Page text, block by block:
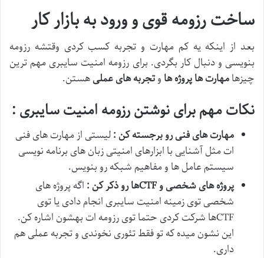
ساخت رزومه قوی و ورود به بازار کار
بعد از اینکه یه کم مهارت و تجربه کسب کردی وقتشه رزومه
بنویسی و دنبال کار بگردی. برای رزومه امنیت سایبری مهم ترین
چیزهامهارت هاپروژه ها وتجربه های عملیهستن.
نکات مهم برای نوشتن رزومه امنیت سایبری :
مهارت های فنی رو برجسته کن :لیستی از مهارت های فنی
ات مثل آشنایی با ابزارهای امنیتی زبان های برنامه نویسی
سیستم عامل ها و مفاهیم شبکه رو بنویس.
پروژه های شخصی و
ها رو ذکر کن : اگه پروژه های
شخصی توی زمینه امنیت سایبری انجام دادی یا توی
CTFها شرکت کردی حتما توی رزومه ات بهشون اشاره کن.
این نشون میده که تو فقط تئوری نخوندی و تجربه عملی هم
داری.